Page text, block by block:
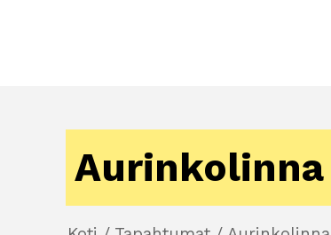
Aurinkolinna